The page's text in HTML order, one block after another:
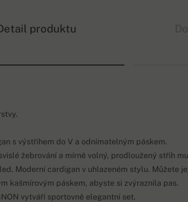
produktu
s výstřihem do V a odnímatelným páskem.
žebrování a mírně volný, prodloužený střih
Moderní cardigan v uhlazeném stylu. Můžete
kašmírovým páskem, abyste si zvýraznila pas.
vytváří sportovně elegantní set.